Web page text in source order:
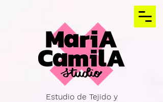
Estudio de Tejido y